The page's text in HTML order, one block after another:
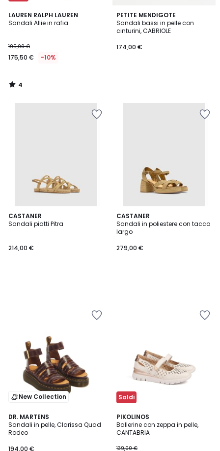
LAUREN RALPH LAUREN
Sandali Allie in rafia
195,00 €
175,50 € -10%
4
/
4
/
PETITE MENDIGOTE
Sandali bassi in pelle con
cinturini, CABRIOLE
174,00 €
CASTANER
Sandali piatti Pitra
214,00 €
CASTANER
Sandali in poliestere con tacco
largo
279,00 €
New Collection
DR. MARTENS
Sandali in pelle, Clarissa Quad
Rodeo
194,00 €
Saldi
PIKOLINOS
Ballerine con zeppa in pelle,
CANTABRIA
139,00 €